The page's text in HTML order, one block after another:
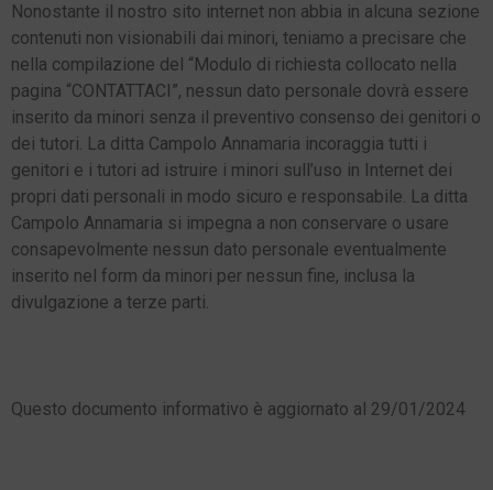
Nonostante il nostro sito internet non abbia in alcuna sezione
contenuti non visionabili dai minori, teniamo a precisare che
nella compilazione del “Modulo di richiesta collocato nella
pagina “CONTATTACI”, nessun dato personale dovrà essere
inserito da minori senza il preventivo consenso dei genitori o
dei tutori. La ditta Campolo Annamaria incoraggia tutti i
genitori e i tutori ad istruire i minori sull’uso in Internet dei
propri dati personali in modo sicuro e responsabile. La ditta
Campolo Annamaria si impegna a non conservare o usare
consapevolmente nessun dato personale eventualmente
inserito nel form da minori per nessun fine, inclusa la
divulgazione a terze parti.
Questo documento informativo è aggiornato al 29/01/2024